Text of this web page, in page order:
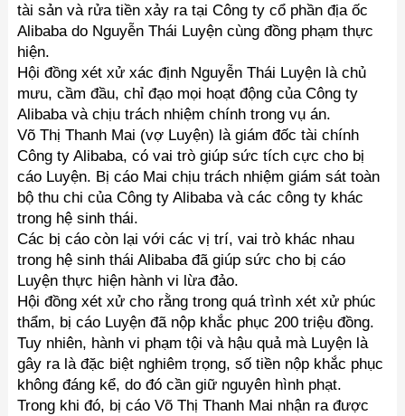
tài sản và rửa tiền xảy ra tại Công ty cổ phần địa ốc
Alibaba do Nguyễn Thái Luyện cùng đồng phạm thực
hiện.
Hội đồng xét xử xác định Nguyễn Thái Luyện là chủ
mưu, cầm đầu, chỉ đạo mọi hoạt động của Công ty
Alibaba và chịu trách nhiệm chính trong vụ án.
Võ Thị Thanh Mai (vợ Luyện) là giám đốc tài chính
Công ty Alibaba, có vai trò giúp sức tích cực cho bị
cáo Luyện. Bị cáo Mai chịu trách nhiệm giám sát toàn
bộ thu chi của Công ty Alibaba và các công ty khác
trong hệ sinh thái.
Các bị cáo còn lại với các vị trí, vai trò khác nhau
trong hệ sinh thái Alibaba đã giúp sức cho bị cáo
Luyện thực hiện hành vi lừa đảo.
Hội đồng xét xử cho rằng trong quá trình xét xử phúc
thẩm, bị cáo Luyện đã nộp khắc phục 200 triệu đồng.
Tuy nhiên, hành vi phạm tội và hậu quả mà Luyện là
gây ra là đặc biệt nghiêm trọng, số tiền nộp khắc phục
không đáng kể, do đó cần giữ nguyên hình phạt.
Trong khi đó, bị cáo Võ Thị Thanh Mai nhận ra được